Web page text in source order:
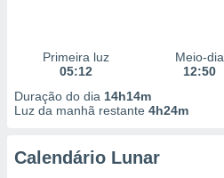
Primeira luz
05:12
Meio-dia
12:50
Duração do dia 14h14m
Luz da manhã restante 4h24m
Calendário Lunar